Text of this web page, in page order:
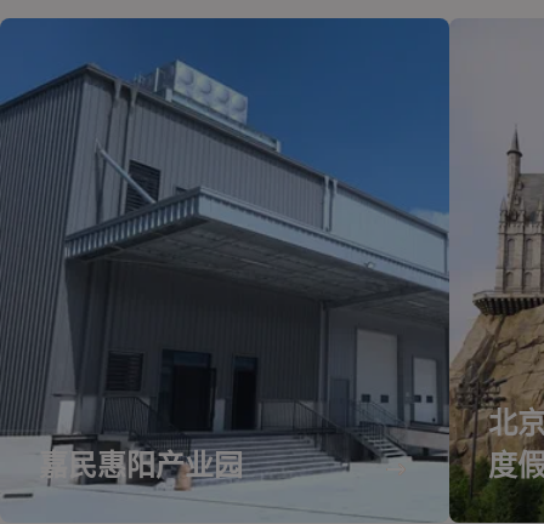
嘉民惠阳产业园
北
度